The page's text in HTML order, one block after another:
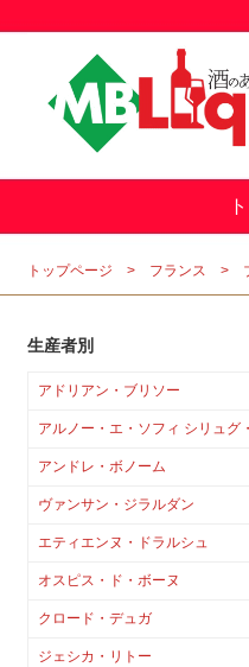
トップページ フランス
生産者別
アドリアン・ブリソー
アルノー・エ・ソフィ シリュグ
アンドレ・ボノーム
ヴァンサン・ジラルダン
エティエンヌ・ドラルシュ
オスピス・ド・ボーヌ
クロード・デュガ
ジェシカ・リトー